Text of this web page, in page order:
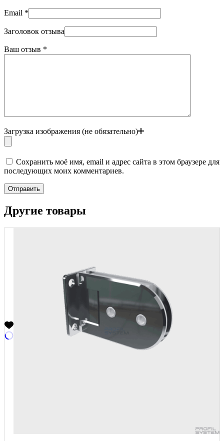
Email *
Заголовок отзыва
Ваш отзыв *
Загрузка изображения (не обязательно)
Сохранить моё имя, email и адрес сайта в этом браузере для
последующих моих комментариев.
Отправить
Другие товары